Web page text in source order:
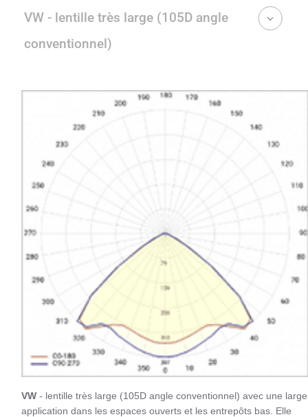
VW - lentille très large (105D angle
conventionnel)
VW - lentille très large (105D angle conventionnel) avec une large
application dans les espaces ouverts et les entrepôts bas. Elle